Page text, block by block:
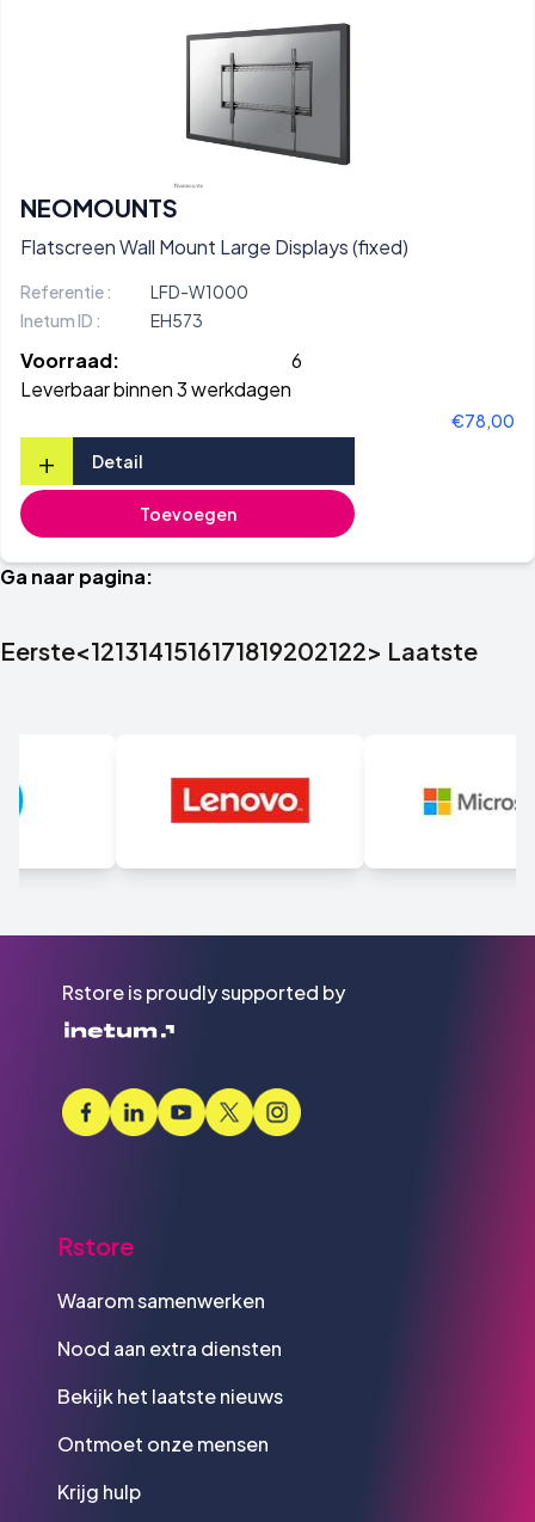
NEOMOUNTS
Flatscreen Wall Mount Large Displays (fixed)
Referentie :
LFD-W1000
Inetum ID :
EH573
Voorraad:
6
Leverbaar binnen 3 werkdagen
€78,00
+ Detail
Toevoegen
Ga naar pagina:
Eerste<1213141516171819202122> Laatste
Rstore is proudly supported by
Rstore
Waarom samenwerken
Nood aan extra diensten
Bekijk het laatste nieuws
Ontmoet onze mensen
Krijg hulp